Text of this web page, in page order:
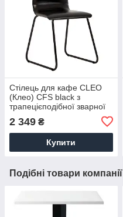
Стілець для кафе CLEO
(Клео) CFS black з
трапецієподібної зварної
2 349 ₴
Купити
Подібні товари компанії